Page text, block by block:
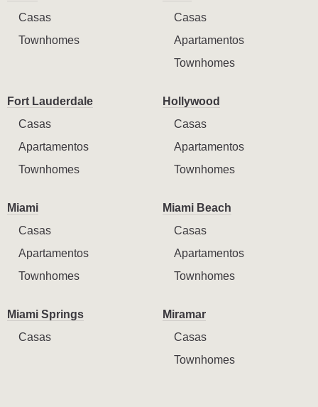
Casas
Townhomes
Casas
Apartamentos
Townhomes
Fort Lauderdale
Casas
Apartamentos
Townhomes
Hollywood
Casas
Apartamentos
Townhomes
Miami
Casas
Apartamentos
Townhomes
Miami Beach
Casas
Apartamentos
Townhomes
Miami Springs
Casas
Miramar
Casas
Townhomes